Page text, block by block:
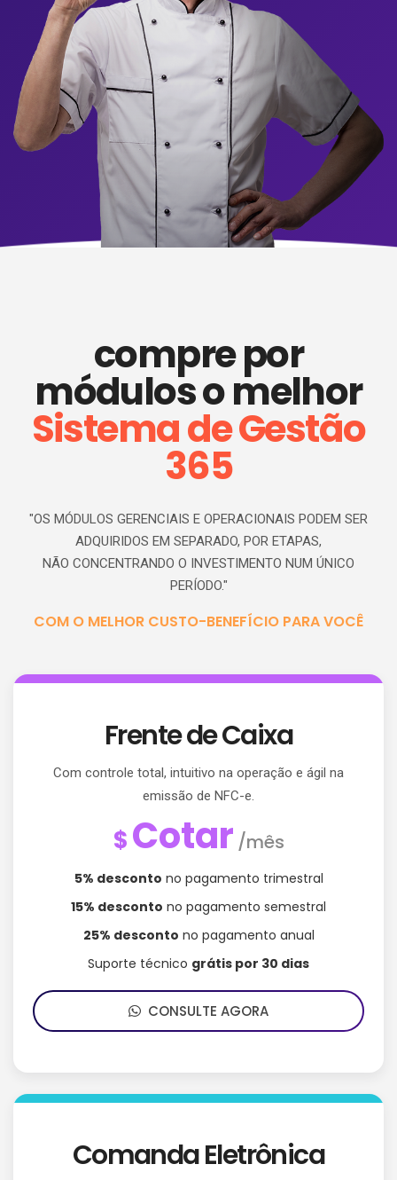
compre por
módulos o melhor
Sistema deGestão
365
"OS MÓDULOS GERENCIAIS E OPERACIONAIS PODEM SER
ADQUIRIDOS EM SEPARADO, POR ETAPAS,
NÃO CONCENTRANDO O INVESTIMENTO NUM ÚNICO
PERÍODO."
COM O MELHOR CUSTO-BENEFÍCIO PARA VOCÊ
Frente de Caixa
Com controle total, intuitivo na operação e ágil na
emissão de NFC-e.
$Cotar /mês
5% desconto no pagamento trimestral
15% desconto no pagamento semestral
25% desconto no pagamento anual
Suporte técnico grátis por 30 dias
CONSULTE AGORA
Comanda Eletrônica